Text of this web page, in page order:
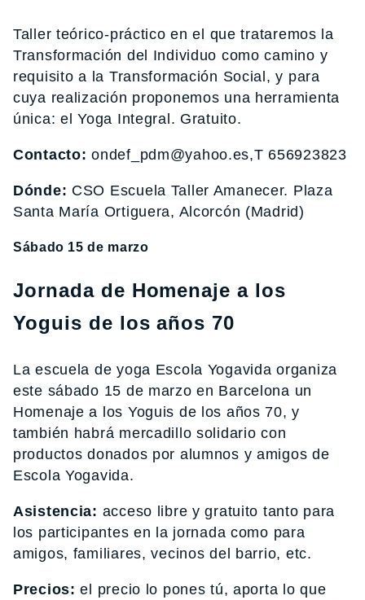
Taller teórico-práctico en el que trataremos la
Transformación del Individuo como camino y
requisito a la Transformación Social, y para
cuya realización proponemos una herramienta
única: el Yoga Integral. Gratuito.
Contacto: ondef_pdm@yahoo.es,T 656923823
Dónde: CSO Escuela Taller Amanecer. Plaza
Santa María Ortiguera, Alcorcón (Madrid)
Sábado 15 de marzo
Jornada de Homenaje a los
Yoguis de los años 70
La escuela de yoga Escola Yogavida organiza
este sábado 15 de marzo en Barcelona un
Homenaje a los Yoguis de los años 70, y
también habrá mercadillo solidario con
productos donados por alumnos y amigos de
Escola Yogavida.
Asistencia: acceso libre y gratuito tanto para
los participantes en la jornada como para
amigos, familiares, vecinos del barrio, etc.
Precios: el precio lo pones tú, aporta lo que